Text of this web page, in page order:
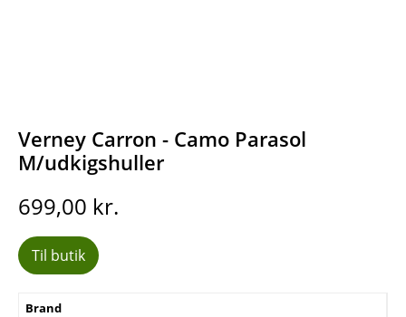
Verney Carron - Camo Parasol
M/udkigshuller
699,00 kr.
Til butik
Brand